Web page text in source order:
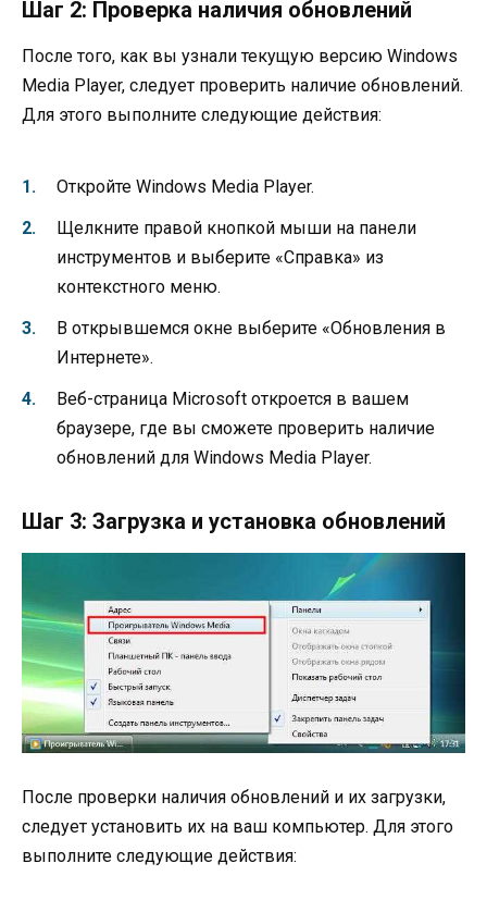
Шаг 2: Проверка наличия обновлений
После того, как вы узнали текущую версию Windows
Media Player, следует проверить наличие обновлений.
Для этого выполните следующие действия:
Откройте Windows Media Player.
Щелкните правой кнопкой мыши на панели
инструментов и выберите «Справка» из
контекстного меню.
В открывшемся окне выберите «Обновления в
Интернете».
Веб-страница Microsoft откроется в вашем
браузере, где вы сможете проверить наличие
обновлений для Windows Media Player.
Шаг 3: Загрузка и установка обновлений
После проверки наличия обновлений и их загрузки,
следует установить их на ваш компьютер. Для этого
выполните следующие действия: